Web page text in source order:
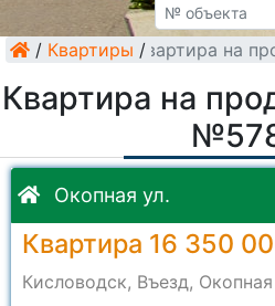
/ Квартиры /
Квартира на
Квартира на
Окопная ул.
Квартира 16 350
Кисловодск, Въезд, Окопная